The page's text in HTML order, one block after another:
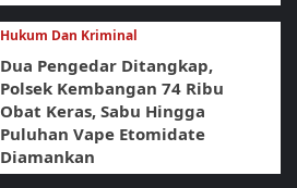
Hukum Dan Kriminal
Dua Pengedar Ditangkap,
Polsek Kembangan 74 Ribu
Obat Keras, Sabu Hingga
Puluhan Vape Etomidate
Diamankan